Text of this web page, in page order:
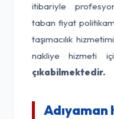
itibariyle
taban fiyat
taşımacılık
nakliye hizmeti
çıkabilmektedir.
Adıyaman